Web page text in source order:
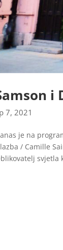
i
7, 2021
je na
/ Camille
svjetla